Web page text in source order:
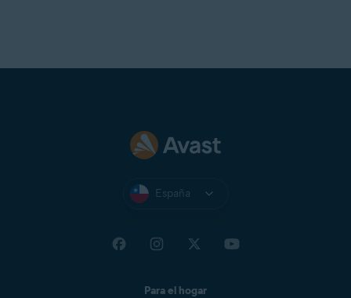
España
Para el hogar